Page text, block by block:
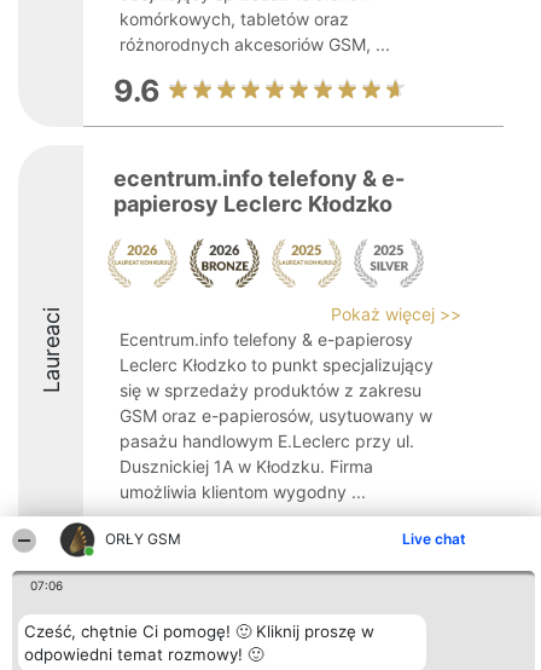
ORŁY GSM Live chat
07:06
Cześć, chętnie Ci pomogę! 🙂 Kliknij proszę w
odpowiedni temat rozmowy! 🙂
komórkowych, tabletów oraz
różnorodnych akcesoriów GSM, ...
9.6
Laureaci
ecentrum.info telefony & e-
papierosy Leclerc Kłodzko
Pokaż więcej >>
Ecentrum.info telefony & e-papierosy
Leclerc Kłodzko to punkt specjalizujący
się w sprzedaży produktów z zakresu
GSM oraz e-papierosów, usytuowany w
pasażu handlowym E.Leclerc przy ul.
Dusznickiej 1A w Kłodzku. Firma
umożliwia klientom wygodny ...
9.2
Organizator plebiscytu
Bright Side Solutions sp. z o.
o. sp. k.
Plebiscyt
Laureaci
Lista
Kontakt